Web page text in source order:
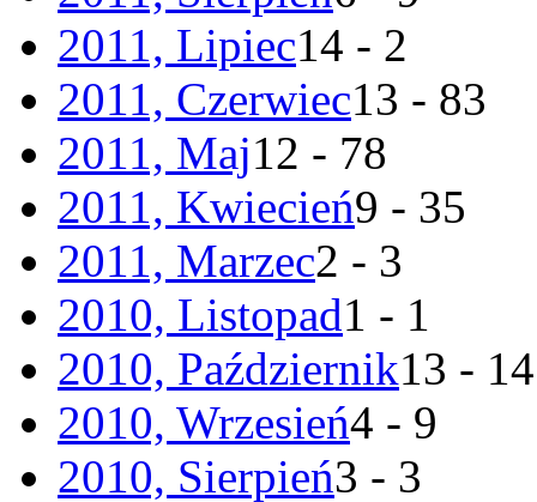
2011, Lipiec14 - 2
2011, Czerwiec13 - 83
2011, Maj12 - 78
2011, Kwiecień9 - 35
2011, Marzec2 - 3
2010, Listopad1 - 1
2010, Październik13 - 14
2010, Wrzesień4 - 9
2010, Sierpień3 - 3